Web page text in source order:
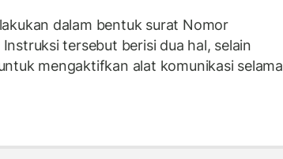
dalam bentuk surat Nomor
tersebut berisi dua hal, selain
mengaktifkan alat komunikasi selama